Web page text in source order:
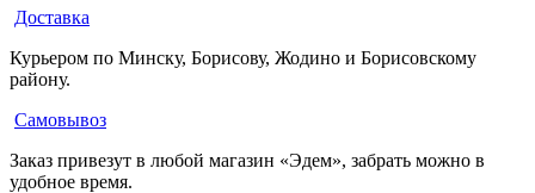
Доставка
Курьером по Минску, Борисову, Жодино и Борисовскому
району.
Самовывоз
Заказ привезут в любой магазин «Эдем», забрать можно в
удобное время.